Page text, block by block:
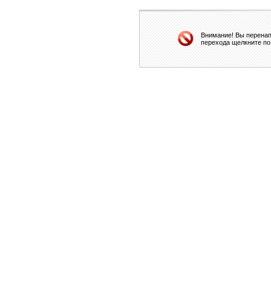
Внимание! Вы
перехода щелкните